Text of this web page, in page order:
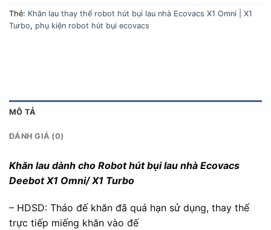
Thẻ: Khăn lau thay thế robot hút bụi lau nhà Ecovacs X1 Omni | X1
Turbo, phụ kiện robot hút bụi ecovacs
MÔ TẢ
ĐÁNH GIÁ (0)
Khăn lau dành cho Robot hút bụi lau nhà Ecovacs
Deebot X1 Omni/ X1 Turbo
– HDSD: Tháo đế khăn đã quá hạn sử dụng, thay thế
trực tiếp miếng khăn vào đế